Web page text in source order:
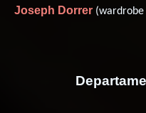
Joseph Dorrer (wardrobe